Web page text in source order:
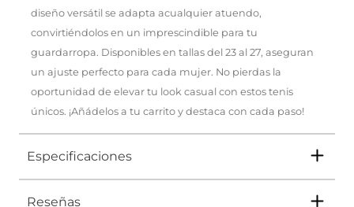
diseño versátil se adapta acualquier atuendo,
convirtiéndolos en un imprescindible para tu
guardarropa. Disponibles en tallas del 23 al 27, aseguran
un ajuste perfecto para cada mujer. No pierdas la
oportunidad de elevar tu look casual con estos tenis
únicos. ¡Añádelos a tu carrito y destaca con cada paso!
Especificaciones
Reseñas